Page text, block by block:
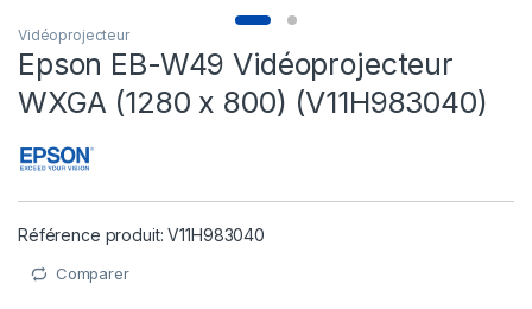
Vidéoprojecteur
Epson EB-W49 Vidéoprojecteur
WXGA (1280 x 800) (V11H983040)
Référence produit: V11H983040
Comparer